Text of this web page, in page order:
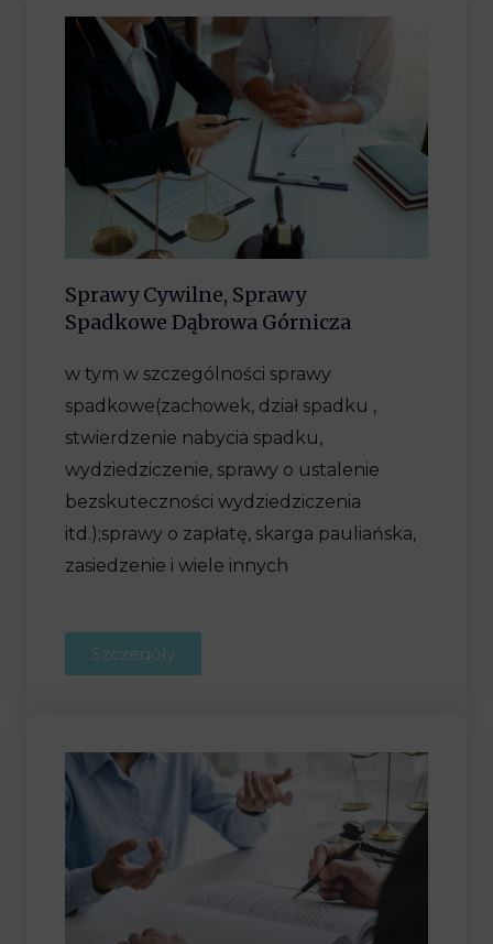
Sprawy Cywilne, Sprawy
Spadkowe Dąbrowa Górnicza
w tym w szczególności sprawy
spadkowe(zachowek, dział spadku ,
stwierdzenie nabycia spadku,
wydziedziczenie, sprawy o ustalenie
bezskuteczności wydziedziczenia
itd.);sprawy o zapłatę, skarga pauliańska,
zasiedzenie i wiele innych
Szczegóły